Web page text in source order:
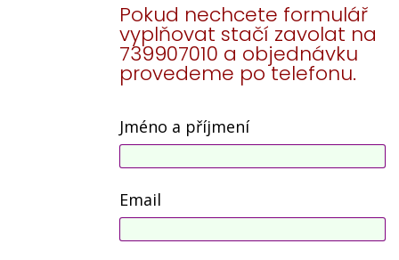
Pokud nechcete formulář
vyplňovat stačí zavolat na
739907010 a objednávku
provedeme po telefonu.
Jméno a příjmení
Email